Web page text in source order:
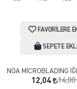
FAVORILERE
SEPETE
NOA MİCROBLADİNG
12,04 14,00